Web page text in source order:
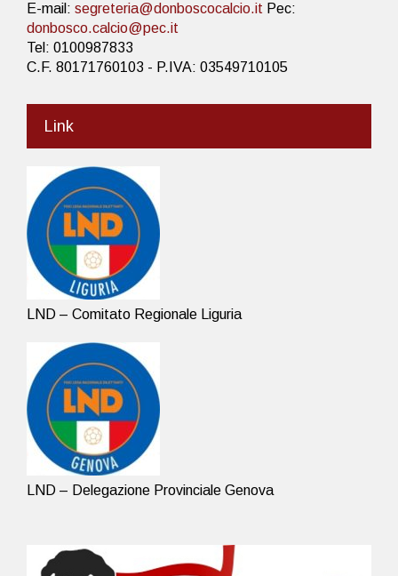
E-mail: segreteria@donboscocalcio.it Pec:
donbosco.calcio@pec.it
Tel: 0100987833
C.F. 80171760103 - P.IVA: 03549710105
Link
LND – Comitato Regionale Liguria
LND – Delegazione Provinciale Genova